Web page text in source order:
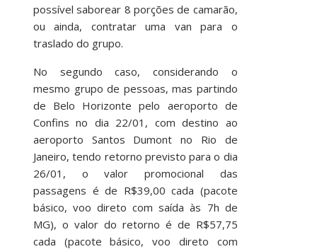
possível saborear 8 porções de camarão,
ou ainda, contratar uma van para o
traslado do grupo.
No segundo caso, considerando o
mesmo grupo de pessoas, mas partindo
de Belo Horizonte pelo aeroporto de
Confins no dia 22/01, com destino ao
aeroporto Santos Dumont no Rio de
Janeiro, tendo retorno previsto para o dia
26/01, o valor promocional das
passagens é de R$39,00 cada (pacote
básico, voo direto com saída às 7h de
MG), o valor do retorno é de R$57,75
cada (pacote básico, voo direto com